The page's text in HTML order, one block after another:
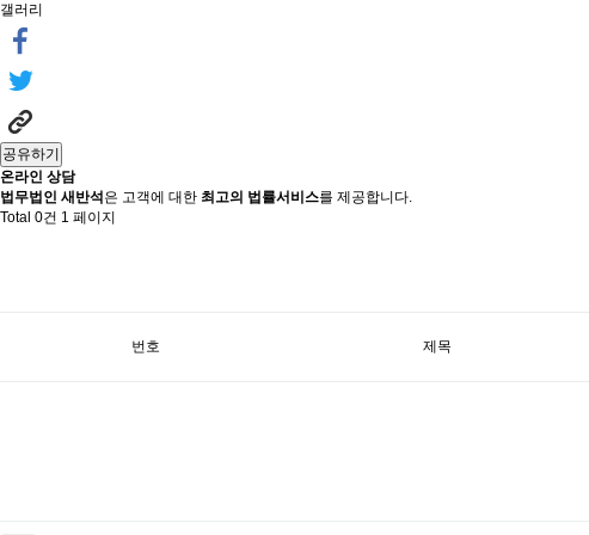
갤러리
공유하기
온라인 상담
법무법인 새반석 은 고객에 대한 최고의 법률서비스를 제공합니다.
Total 0건 1 페이지
번호 제목